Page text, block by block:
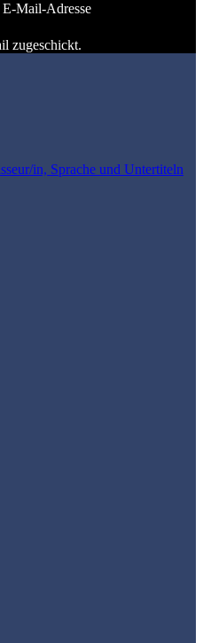
E-Mail-Adresse
zugeschickt.
in, Sprache und Untertiteln